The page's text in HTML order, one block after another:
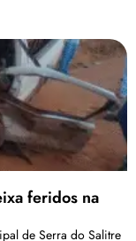
feridos na
de Serra do Salitre